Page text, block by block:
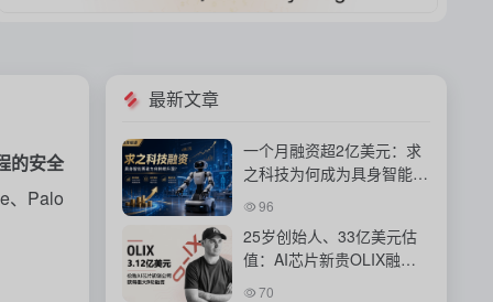
的安全
、Palo
最新文章
一个月融资超2亿美元：求
之科技为何成为具身智能资
本新宠？
96
25岁创始人、33亿美元估
值：AI芯片新贵OLIX融资
背后的豪赌
70